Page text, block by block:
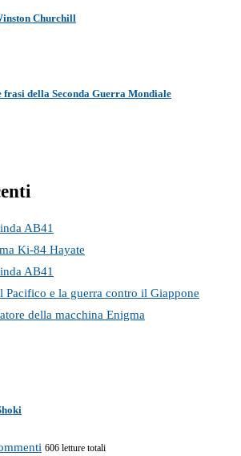
Churchill
frasi della Seconda Guerra Mondiale
AB41
Ki-84 Hayate
AB41
Pacifico e la guerra contro il Giappone
della macchina Enigma
606 letture totali